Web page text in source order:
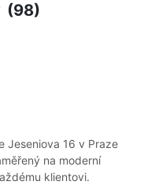
(98)
Jeseniova 16 v Praze
na moderní
klientovi.